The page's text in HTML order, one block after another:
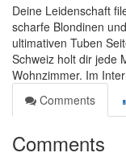
Deine Leidenschaft
scharfe Blondinen
ultimativen Tuben
Schweiz holt dir jede
Wohnzimmer. Im
Comments
Comments